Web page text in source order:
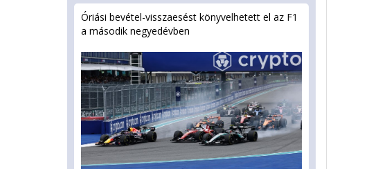
Óriási bevétel-visszaesést könyvelhetett el az F1
a második negyedévben